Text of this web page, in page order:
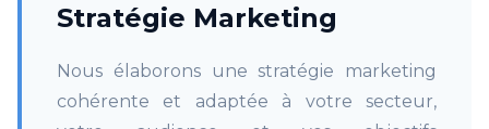
Stratégie Marketing
Nous élaborons une stratégie marketing
cohérente et adaptée à votre secteur,